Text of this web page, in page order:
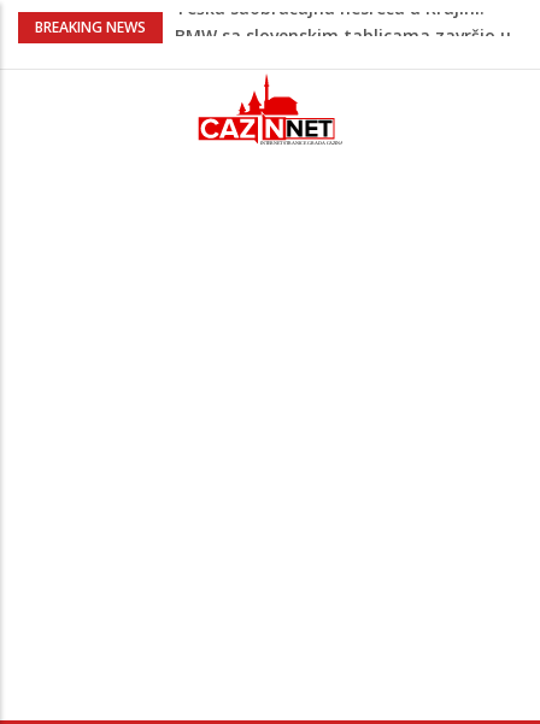
BREAKING NEWS
Evo gdje i kada nestaje struja u Krajini
Veće plate za hiljade zaposlenih u
Unsko-sanskom kantonu
Promet kroz Hormuški moreuz drastično